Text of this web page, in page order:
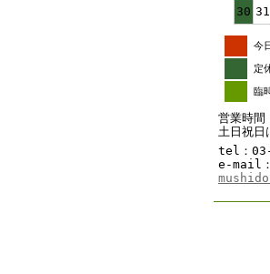
30 31
今
定
臨
営業時間
土日祝日
tel：
e-mail：